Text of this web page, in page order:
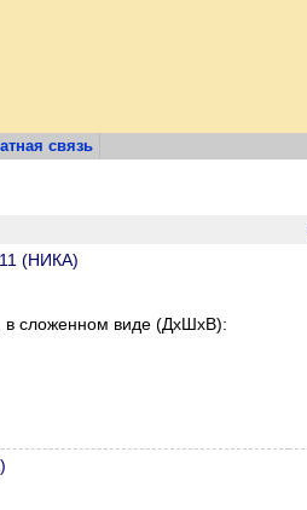
связь
(НИКА)
сложенном виде (ДхШхВ):